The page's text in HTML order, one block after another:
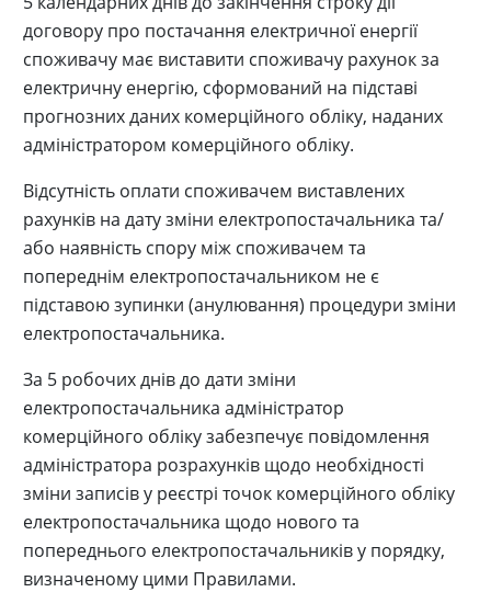
договору про постачання електричної енергії
споживачу має виставити споживачу рахунок за
електричну енергію, сформований на підставі
прогнозних даних комерційного обліку, наданих
адміністратором комерційного обліку.
Відсутність оплати споживачем виставлених
рахунків на дату зміни електропостачальника та/
або наявність спору між споживачем та
попереднім електропостачальником не є
підставою зупинки (анулювання) процедури зміни
електропостачальника.
За 5 робочих днів до дати зміни
електропостачальника адміністратор
комерційного обліку забезпечує повідомлення
адміністратора розрахунків щодо необхідності
зміни записів у реєстрі точок комерційного обліку
електропостачальника щодо нового та
попереднього електропостачальників у порядку,
визначеному цими Правилами.